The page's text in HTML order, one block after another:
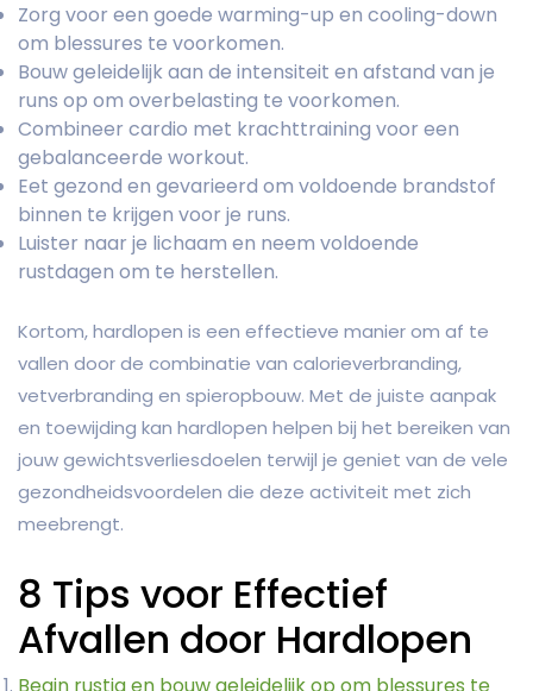
Zorg voor een goede warming-up en cooling-down
om blessures te voorkomen.
Bouw geleidelijk aan de intensiteit en afstand van je
runs op om overbelasting te voorkomen.
Combineer cardio met krachttraining voor een
gebalanceerde workout.
Eet gezond en gevarieerd om voldoende brandstof
binnen te krijgen voor je runs.
Luister naar je lichaam en neem voldoende
rustdagen om te herstellen.
Kortom, hardlopen is een effectieve manier om af te
vallen door de combinatie van calorieverbranding,
vetverbranding en spieropbouw. Met de juiste aanpak
en toewijding kan hardlopen helpen bij het bereiken van
jouw gewichtsverliesdoelen terwijl je geniet van de vele
gezondheidsvoordelen die deze activiteit met zich
meebrengt.
8 Tips voor Effectief
Afvallen door Hardlopen